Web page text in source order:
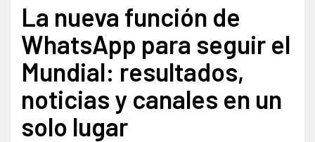
La nueva función de
WhatsApp para seguir el
Mundial: resultados,
noticias y canales en un
solo lugar